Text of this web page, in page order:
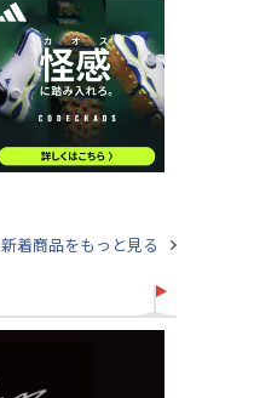
新着商品をもっと見る